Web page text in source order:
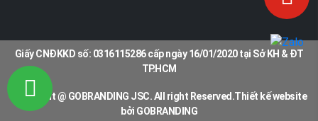
Giấy CNĐKKD số: 0316115286 cấp ngày 16/01/2020 tại Sở KH & ĐT
TP.HCM
Copyright @ GOBRANDING JSC. All right Reserved.Thiết kế website
bởi GOBRANDING